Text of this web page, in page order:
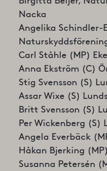
Nacka
Angelika Schindler-
Carl Ståhle (MP)
Anna Ekström (C)
Stig Svensson (S)
Assar Wixe (S)
Britt Svensson (S)
Per Wickenberg (S)
Angela Everbäck
Håkan Bjerking
Susanna Petersén